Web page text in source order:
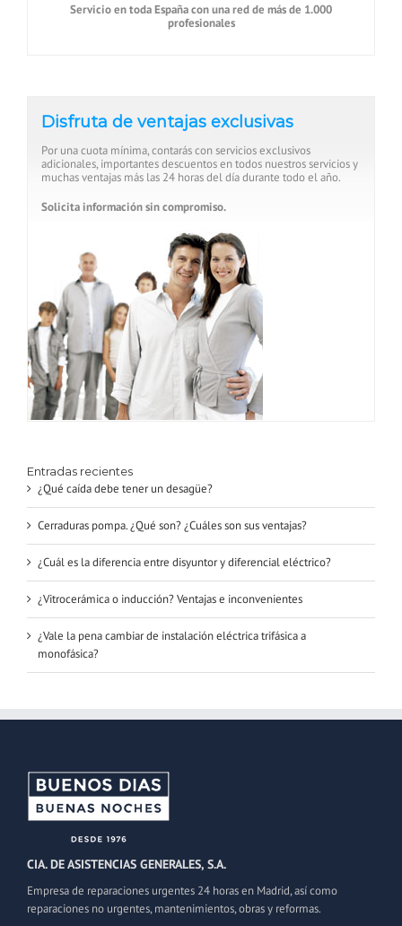
Servicio en toda España con una red de más de 1.000
profesionales
Disfruta de ventajas exclusivas
Por una cuota mínima, contarás con servicios exclusivos
adicionales, importantes descuentos en todos nuestros servicios y
muchas ventajas más las 24 horas del día durante todo el año.
Solicita información sin compromiso.
Entradas recientes
¿Qué caída debe tener un desagüe?
Cerraduras pompa. ¿Qué son? ¿Cuáles son sus ventajas?
¿Cuál es la diferencia entre disyuntor y diferencial eléctrico?
¿Vitrocerámica o inducción? Ventajas e inconvenientes
¿Vale la pena cambiar de instalación eléctrica trifásica a
monofásica?
CIA. DE ASISTENCIAS GENERALES, S.A.
Empresa de reparaciones urgentes 24 horas en Madrid, así como
reparaciones no urgentes, mantenimientos, obras y reformas.